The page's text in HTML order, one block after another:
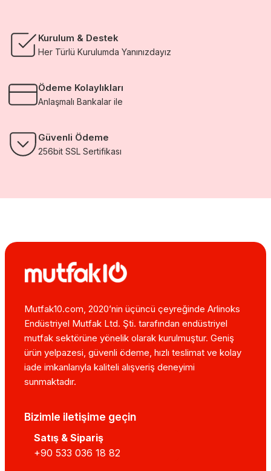
Kurulum & Destek
Her Türlü Kurulumda Yanınızdayız
Ödeme Kolaylıkları
Anlaşmalı Bankalar ile
Güvenli Ödeme
256bit SSL Sertifikası
Mutfak10.com, 2020’nin üçüncü çeyreğinde Arlinoks
Endüstriyel Mutfak Ltd. Şti. tarafından endüstriyel
mutfak sektörüne yönelik olarak kurulmuştur. Geniş
ürün yelpazesi, güvenli ödeme, hızlı teslimat ve kolay
iade imkanlarıyla kaliteli alışveriş deneyimi
sunmaktadır.
Bizimle iletişime geçin
Satış & Sipariş
+90 533 036 18 82